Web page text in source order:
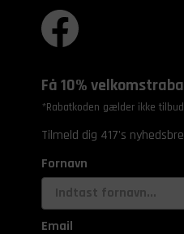
Få 10%
*Rabatkoden gælder ikke
Tilmeld dig 417's
Fornavn
Email